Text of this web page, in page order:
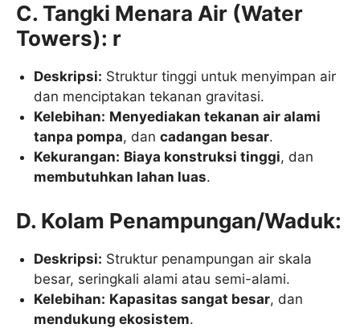
C. Tangki Menara Air (Water
Towers): r
Deskripsi: Struktur tinggi untuk menyimpan air
dan menciptakan tekanan gravitasi.
Kelebihan: Menyediakan tekanan air alami
tanpa pompa, dancadangan besar.
Kekurangan: Biaya konstruksi tinggi, dan
membutuhkan lahan luas.
D. Kolam Penampungan/Waduk:
Deskripsi: Struktur penampungan air skala
besar, seringkali alami atau semi-alami.
Kelebihan: Kapasitas sangat besar, dan
mendukung ekosistem.